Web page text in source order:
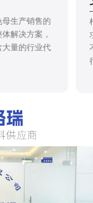
母生产销售的
解决方案，
大量的行业代